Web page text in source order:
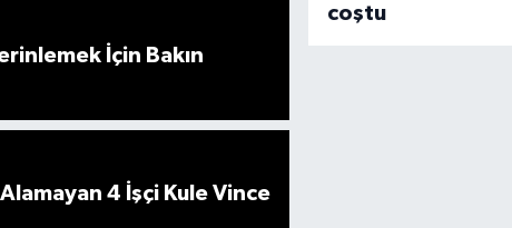
İçin Bakın
4 İşçi Kule Vince
coştu